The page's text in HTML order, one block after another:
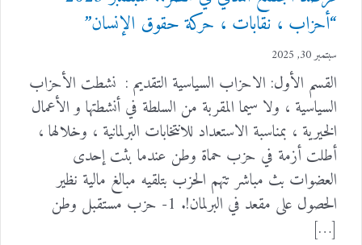
“أحزاب ، نقابات ، حركة حقوق الإنسان”
سبتمبر 30, 2025
القسم الأول: الاحزاب السياسية التقديم : نشطت الأحزاب
السياسية ، ولا سيما المقربة من السلطة في أنشطتها و الأعمال
الخيرية ، بمناسبة الاستعداد للانتخابات البرلمانية ، وخلالها ،
أطلت أزمة في حزب حماة وطن عندما بثت إحدى
العضوات بث مباشر تتهم الحزب بتلقيه مبالغ مالية نظير
الحصول على مقعد في البرلمان!. 1- حزب مستقبل وطن
[…]